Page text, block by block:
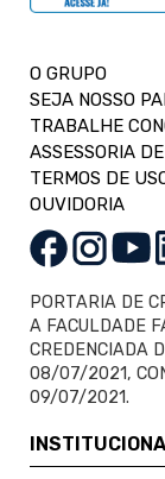
O GRUPO
SEJA NOSSO
TRABALHE
ASSESSORIA
TERMOS DE
OUVIDORIA
PORTARIA DE
A FACULDADE
CREDENCIADA
08/07/2021,
09/07/2021.